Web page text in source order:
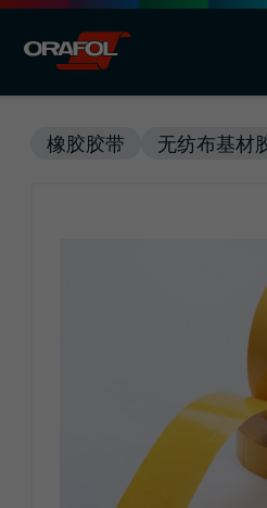
橡胶胶带 无纺布基材